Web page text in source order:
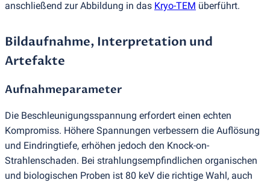
anschließend zur Abbildung in das Kryo-TEM überführt.
Bildaufnahme, Interpretation und
Artefakte
Aufnahmeparameter
Die Beschleunigungsspannung erfordert einen echten
Kompromiss. Höhere Spannungen verbessern die Auflösung
und Eindringtiefe, erhöhen jedoch den Knock-on-
Strahlenschaden. Bei strahlungsempfindlichen organischen
und biologischen Proben ist 80 keV die richtige Wahl, auch